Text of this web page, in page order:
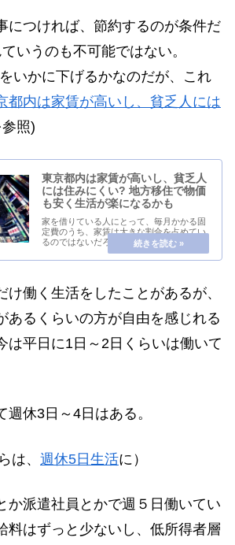
につければ、節約するのが条件だ
いうのも不可能ではない。
いかに下げるかなのだが、これ
都内は家賃が高いし、貧乏人には
参照)
東京都内は家賃が高いし、貧乏人
には住みにくい? 地方移住で物価
も安く生活が楽になるかも
家を借りている人にとって、毎月かかる固
定費のうち、家賃は大きな割合を占めてい
るのではないだろうか。節約生活をしてい
る人は、家賃をいかに下げるか試行錯誤し
てきたに違いない。家賃が下がれば、働き
け働く生活をしたことがあるが、
あるくらいの方が自由を感じれる
は平日に1日～2日くらいは働いて
週休3日～4日はある。
は、 週休5日生活に）
か派遣社員とかで週５日働いてい
料はずっと少ないし、低所得者層